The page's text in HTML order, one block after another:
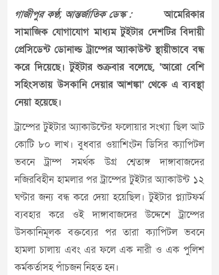
গাজীপুর কণ্ঠ, আন্তর্জাতিক ডেস্ক :আমেরিকার
সামাজিক যোগাযোগ মাধ্যম টুইটার দেশটির বিদায়ী
প্রেসিডেন্ট ডোনাল্ড ট্রাম্পের অ্যাকাউন্ট স্থায়ীভাবে বন্ধ
করে দিয়েছে। টুইটার শুক্রবার বলেছে, ‘আরো বেশি
সহিংসতায় উসকানি দেয়ার আশঙ্কা’ থেকে এ ব্যবস্থা
নেয়া হয়েছে।
ট্রাম্পের টুইটার অ্যাকাউন্টের ফলোয়ার সংখ্যা ছিল আট
কোটি ৮০ লাখ। বুধবার ওয়াশিংটন ডিসির ক্যাপিটল
ভবনে ট্রাম্প সমর্থক উগ্র শ্বেতাঙ্গ দাঙ্গাবাজদের
নজিরবিহীন হামলার পর ট্রাম্পের টুইটার অ্যাকাউন্ট ১২
ঘণ্টার জন্য বন্ধ করে দেয়া হয়েছিল। টুইটার প্ল্যাটফর্ম
ব্যবহার করে ওই দাঙ্গাবাজদের উদ্দেশে ট্রাম্পের
উসকানিমূলক বক্তব্যের পর তারা ক্যাপিটল ভবনে
হামলা চালায় এবং এর ফলে এক নারী ও এক পুলিশ
কর্মকর্তাসহ পাঁচজন নিহত হন।